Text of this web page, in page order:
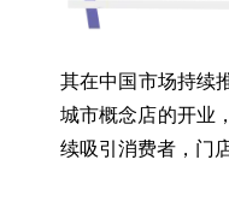
其在中国市场持续
城市概念店的开业
续吸引消费者，门